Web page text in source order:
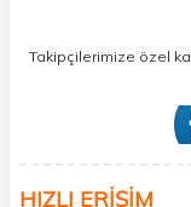
Takipçilerimize özel
HIZLI ERİŞİM